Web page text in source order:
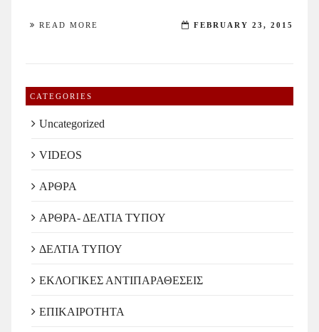
READ MORE FEBRUARY 23, 2015
CATEGORIES
Uncategorized
VIDEOS
ΑΡΘΡΑ
ΑΡΘΡΑ- ΔΕΛΤΙΑ ΤΥΠΟΥ
ΔΕΛΤΙΑ ΤΥΠΟΥ
ΕΚΛΟΓΙΚΕΣ ΑΝΤΙΠΑΡΑΘΕΣΕΙΣ
ΕΠΙΚΑΙΡΟΤΗΤΑ